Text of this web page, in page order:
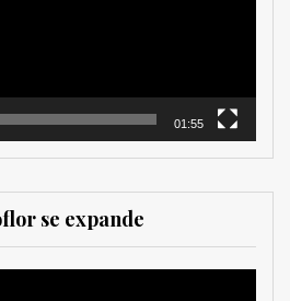
01:55
se expande